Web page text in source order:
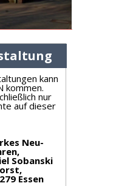
kann
kommen.
nur
auf dieser
Neu-
Sobanski
Essen